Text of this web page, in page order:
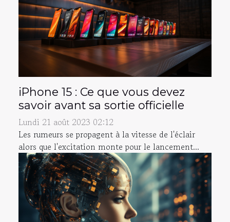
iPhone 15 : Ce que vous devez
savoir avant sa sortie officielle
Lundi 21 août 2023 02:12
Les rumeurs se propagent à la vitesse de l'éclair
alors que l'excitation monte pour le lancement...